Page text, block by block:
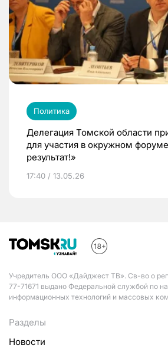
Политика
Делегация Томской области
для участия в окружном
результат!»
17:40 / 13.05.26
Учредитель ООО «Дайджест ТВ». Св-во о
77-71671 выдано Федеральной службой по
информационных технологий и массовых
Разделы
Новости